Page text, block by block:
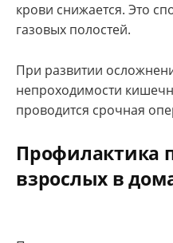
крови снижается. Это
газовых полостей.
При развитии
непроходимости
проводится срочная
Профилактика
взрослых в